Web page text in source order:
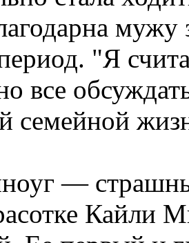
"Я
все
семейной
—
Кайли